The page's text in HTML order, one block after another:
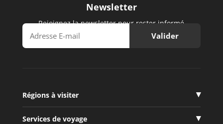
Newsletter
Rejoignez la newsletter pour rester informé
Régions à visiter
Services de voyage